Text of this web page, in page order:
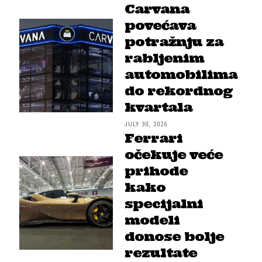
Carvana
povećava
potražnju za
rabljenim
automobilima
do rekordnog
kvartala
JULY 30, 2026
Ferrari
očekuje veće
prihode
kako
specijalni
modeli
donose bolje
rezultate